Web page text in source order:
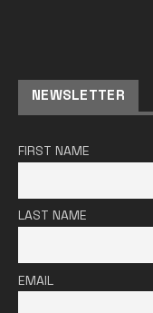
NEWSLETTER
FIRST NAME
LAST NAME
EMAIL